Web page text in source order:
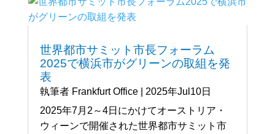
世界都市サミット市長フォーラム
2025で横浜市がグリーンの取組を発
表
執筆者 Frankfurt Office| 2025年Jul10日
2025年7月2～4日にかけてオーストリア・
ウィーンで開催された世界都市サミット市